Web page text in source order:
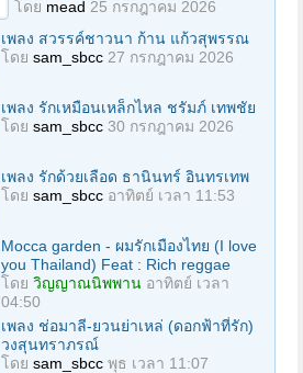
โดย mead 25 กรกฎาคม 2026
เพลง สวรรค์ชาวนา ก้าน แก้วสุพรรณ
โดย sam_sbcc 27 กรกฎาคม 2026
เพลง รักเหมือนเหล็กไหล ชรัมภ์ เทพชัย
โดย sam_sbcc 30 กรกฎาคม 2026
เพลง รักด้วยเลือด ธานินทร์ อินทรเทพ
โดย sam_sbcc อาทิตย์ เวลา 11:53
Mocca garden - ผมรักเมืองไทย (I love
you Thailand) Feat : Rich reggae
โดย วิญญาณนิพพาน อาทิตย์ เวลา
04:50
เพลง ช่อมาลี-ยวนย่าเหล่ (ดอกฟ้าที่รัก)
วงสุนทราภรณ์
โดย sam_sbcc พุธ เวลา 11:07